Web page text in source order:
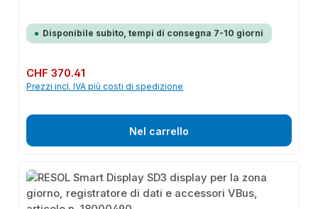
Disponibile subito, tempi di consegna 7-10 giorni
Prezzo normale:
CHF 370.41
Prezzi incl. IVA più costi di spedizione
Nel carrello